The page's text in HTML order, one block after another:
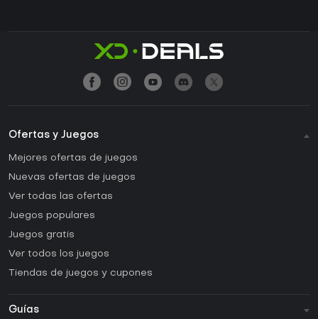
Ofertas y Juegos
Mejores ofertas de juegos
Nuevas ofertas de juegos
Ver todas las ofertas
Juegos populares
Juegos gratis
Ver todos los juegos
Tiendas de juegos y cupones
Guías